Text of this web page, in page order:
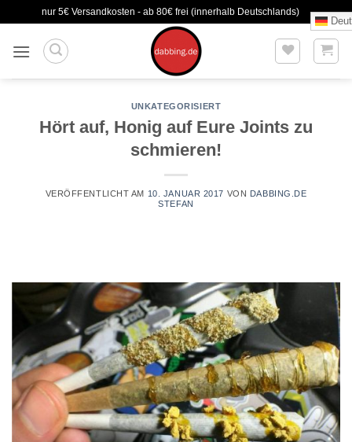
springen
nur 5€ Versandkosten - ab 80€ frei (innerhalb Deutschlands)
UNKATEGORISIERT
Hört auf, Honig auf Eure Joints zu
schmieren!
VERÖFFENTLICHT AM 10. JANUAR 2017 VON DABBING.DE
STEFAN